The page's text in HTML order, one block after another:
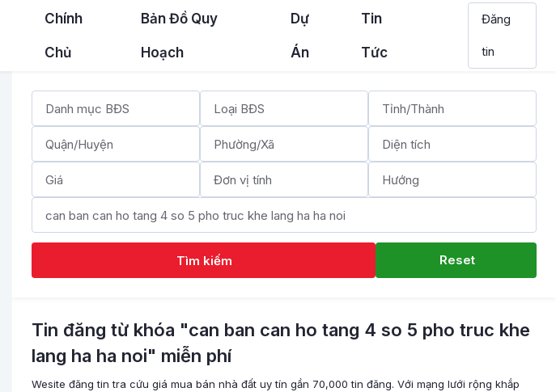
Chính
Chủ
Bản Đồ Quy
Hoạch
Dự
Án
Tin
Tức
Đăng
tin
Tìm kiếm Reset
Tin đăng từ khóa "can ban can ho tang 4 so 5 pho truc khe
lang ha ha noi" miễn phí
Wesite đăng tin tra cứu giá mua bán nhà đất uy tín gần 70,000 tin đăng. Với mạng lưới rộng khắp